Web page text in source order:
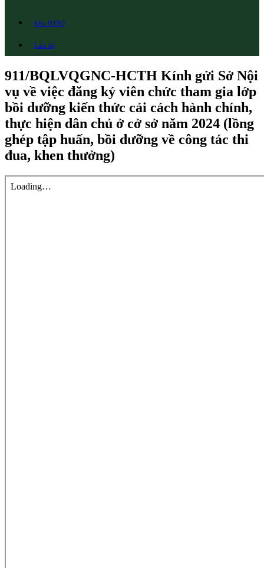
Khu DTSQ
Liên hệ
911/BQLVQGNC-HCTH Kính gửi Sở Nội
vụ về việc đăng ký viên chức tham gia lớp
bồi dưỡng kiến thức cải cách hành chính,
thực hiện dân chủ ở cở sở năm 2024 (lồng
ghép tập huấn, bồi dưỡng về công tác thi
đua, khen thưởng)